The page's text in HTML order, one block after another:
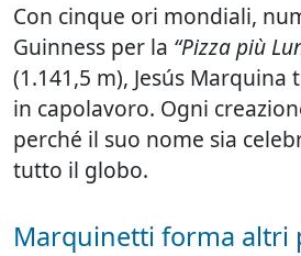
Con cinque ori mondiali,
Guinness per la “Pizza più
(1.141,5 m), Jesús Marquina
in capolavoro. Ogni
perché il suo nome sia
tutto il globo.
Marquinetti forma altri